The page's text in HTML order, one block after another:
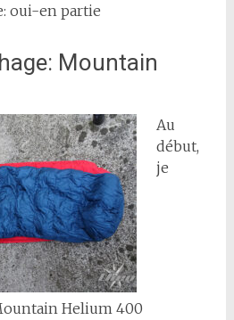
oui-en partie
Mountain
Helium 400
Au
début,
je